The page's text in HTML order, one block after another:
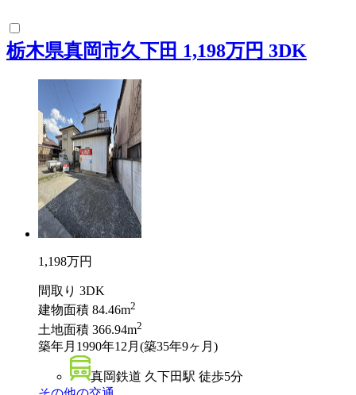
栃木県真岡市久下田 1,198万円 3DK
1,198万円
間取り 3DK
建物面積 84.46m2
土地面積 366.94m2
築年月 1990年12月(築35年9ヶ月)
真岡鉄道 久下田駅 徒歩5分